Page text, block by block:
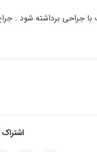
جراحی برداشته شود .